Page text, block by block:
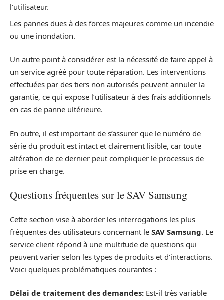
l’utilisateur.
Les pannes dues à des forces majeures comme un incendie
ou une inondation.
Un autre point à considérer est la nécessité de faire appel à
un service agréé pour toute réparation. Les interventions
effectuées par des tiers non autorisés peuvent annuler la
garantie, ce qui expose l’utilisateur à des frais additionnels
en cas de panne ultérieure.
En outre, il est important de s’assurer que le numéro de
série du produit est intact et clairement lisible, car toute
altération de ce dernier peut compliquer le processus de
prise en charge.
Questions fréquentes sur le SAV Samsung
Cette section vise à aborder les interrogations les plus
fréquentes des utilisateurs concernant le SAV Samsung. Le
service client répond à une multitude de questions qui
peuvent varier selon les types de produits et d’interactions.
Voici quelques problématiques courantes :
Délai de traitement des demandes: Est-il très variable